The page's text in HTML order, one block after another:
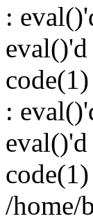
:
:
/home/